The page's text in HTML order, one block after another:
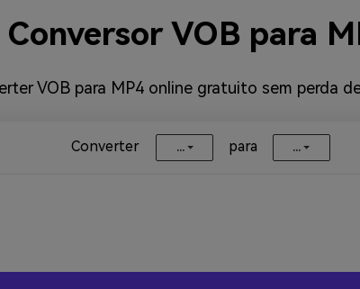
Conversor VOB para
VOB para MP4 online gratuito sem perda
Converter ... para ...